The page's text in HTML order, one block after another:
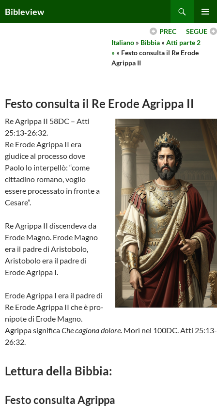
toBibleview
MENU
SEGUE
PREC
Italiano » Bibbia » Atti parte 2
» » Festo consulta il Re Erode
Agrippa II
Festo consulta il Re Erode Agrippa II
Re Agrippa II 58DC – Atti
25:13-26:32.
Re Erode Agrippa II era
giudice al processo dove
Paolo lo interpellò: “come
cittadino romano, voglio
essere processato in fronte a
Cesare”.
Re Agrippa II discendeva da
Erode Magno. Erode Magno
era il padre di Aristobolo,
Aristobolo era il padre di
Erode Agrippa I.
Erode Agrippa I era il padre di
Re Erode Agrippa II che è pro-
nipote di Erode Magno.
Agrippa significaChe cagiona dolore. Morì nel 100DC. Atti 25:13-
26:32.
Lettura della Bibbia:
Festo consulta Agrippa